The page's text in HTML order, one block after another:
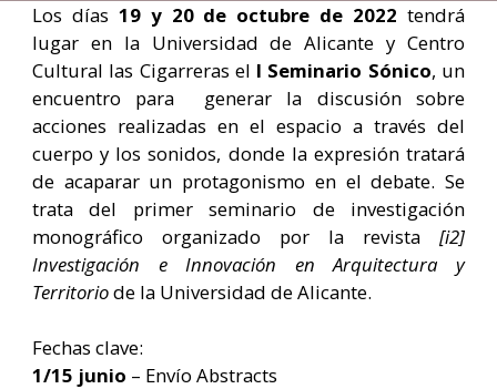
Los días 19 y 20 de octubre de 2022 tendrá
lugar en la Universidad de Alicante y Centro
Cultural las Cigarreras el I Seminario Sónico, un
encuentro para generar la discusión sobre
acciones realizadas en el espacio a través del
cuerpo y los sonidos, donde la expresión tratará
de acaparar un protagonismo en el debate. Se
trata del primer seminario de investigación
monográfico organizado por la revista [i2]
Investigación e Innovación en Arquitectura y
Territoriode la Universidad de Alicante.
Fechas clave:
1/15 junio – Envío Abstracts